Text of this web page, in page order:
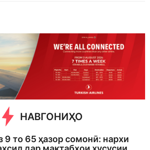
НАВГОНИҲО
9 то 65 ҳазор сомонӣ: нархи